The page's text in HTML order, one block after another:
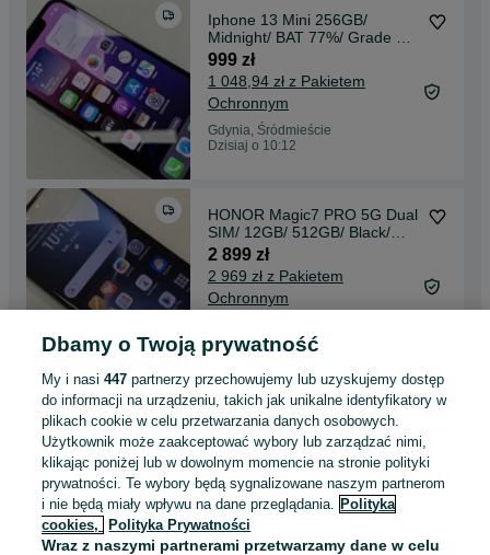
Iphone 13 Mini 256GB/
Midnight/ BAT 77%/ Grade B +
ładowarka
999 zł
1 048,94 zł z Pakietem
Ochronnym
Gdynia, Śródmieście
Dzisiaj o 10:12
HONOR Magic7 PRO 5G Dual
SIM/ 12GB/ 512GB/ Black/
4.12.25 z Neonet/ Grade A+/
Gwarancja Honor Polska
2 899 zł
2 969 zł z Pakietem
Ochronnym
Odświeżono dzisiaj o 10:09
Złoty pierścionek damski/ 585/
2.04 gram/ R11.5/ Polska
1963-86/ Agat
1 599 zł
1 649 zł z Pakietem
Ochronnym
Gdynia, Śródmieście
Odświeżono dzisiaj o 10:06
Dbamy o Twoją prywatność
My i nasi447 partnerzy przechowujemy lub uzyskujemy dostęp
do informacji na urządzeniu, takich jak unikalne identyfikatory w
plikach cookie w celu przetwarzania danych osobowych.
Użytkownik może zaakceptować wybory lub zarządzać nimi,
klikając poniżej lub w dowolnym momencie na stronie polityki
prywatności. Te wybory będą sygnalizowane naszym partnerom
i nie będą miały wpływu na dane przeglądania. Polityka
cookies,
Polityka Prywatności
Wraz z naszymi partnerami przetwarzamy dane w celu